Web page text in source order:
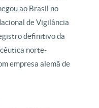
ao Brasil no
de Vigilância
definitivo da
norte-
empresa alemã de